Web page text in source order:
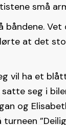
små
båndene.
at det
vil ha et
seg i
og